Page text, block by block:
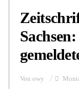
Von owy